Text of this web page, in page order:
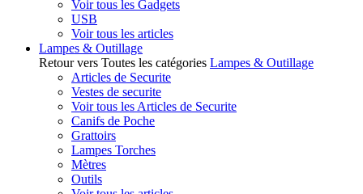
Voir tous les Gadgets
USB
Voir tous les articles
Lampes & Outillage
Retour vers Toutes les catégories Lampes & Outillage
Articles de Securite
Vestes de securite
Voir tous les Articles de Securite
Canifs de Poche
Grattoirs
Lampes Torches
Mètres
Outils